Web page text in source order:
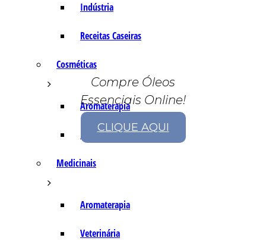
Indústria
Receitas Caseiras
Cosméticas
Aromaterapia
Fórmulas Caseiras
Medicinais
Aromaterapia
Veterinária
Compre Óleos
Essenciais Online!
CLIQUE AQUI